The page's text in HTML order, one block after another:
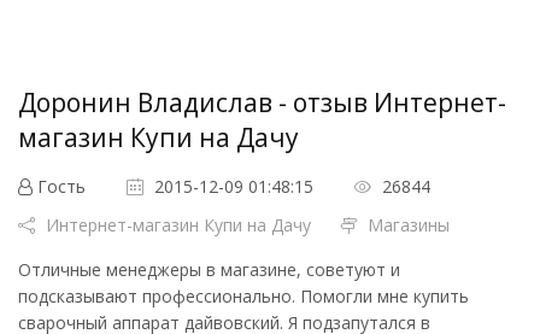
Доронин Владислав - отзыв Интернет-
магазин Купи на Дачу
Гость 2015-12-09 01:48:15
26844
Интернет-магазин Купи на Дачу
Магазины
Отличные менеджеры в магазине, советуют и
подсказывают профессионально. Помогли мне купить
сварочный аппарат дайвовский. Я подзапутался в